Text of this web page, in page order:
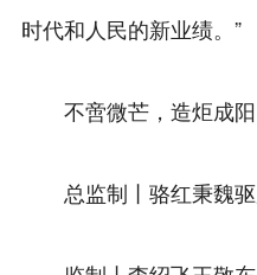
时代和人民的新业绩。”
不啻微芒，造炬成阳
总监制丨骆红秉魏